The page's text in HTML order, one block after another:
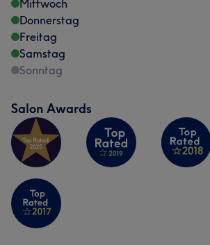
Mittwoch
Donnerstag
Freitag
Samstag
Sonntag
Salon Awards